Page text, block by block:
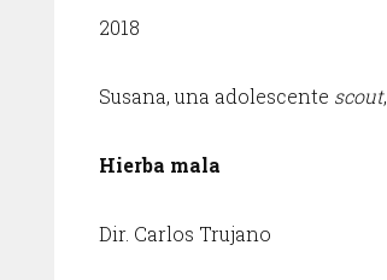
2018
Susana, una adolescente scout
Hierba mala
Dir. Carlos Trujano